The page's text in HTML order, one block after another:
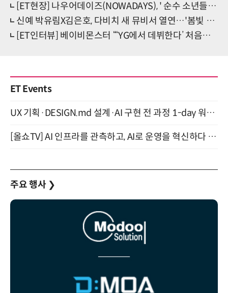
[ET현장] 나우어데이즈(NOWADAYS), ' 순수 소년들의 청량 에너제틱 OoWee'(종합)
신예 박유림X김은호, 다비치 새 뮤비서 열연…'봄빛 커플로맨스' 눈길
[ET인터뷰] 베이비몬스터 “‘YG에서 데뷔한다’ 처음부터 그 생각뿐이었어요!”
ET Events
UX 기획·DESIGN.md 설계·AI 구현 전 과정 1-day 워크숍 with Claude Code·Codex 9월 15일 개최
[올쇼TV] AI 인프라를 관측하고, AI로 운영을 혁신하다 (8월 11일 생방송)
주요 행사 ❯